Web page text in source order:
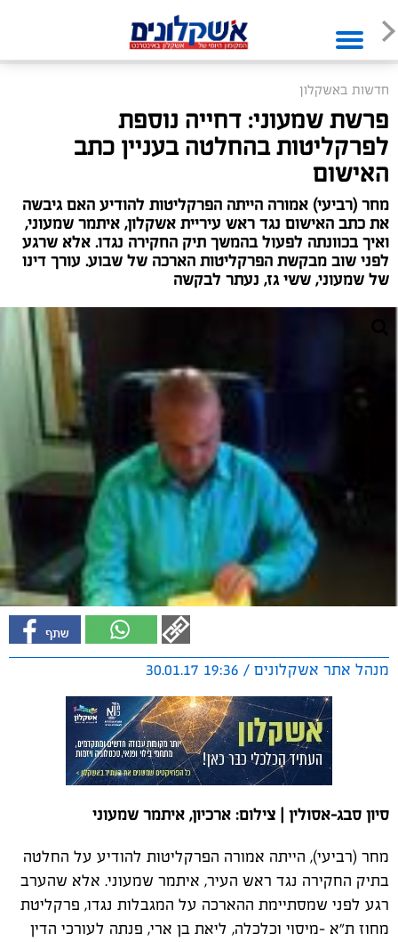
חדשות באשקלון
פרשת שמעוני: דחייה נוספת
לפרקליטות בהחלטה בעניין כתב
האישום
מחר (רביעי) אמורה הייתה הפרקליטות להודיע האם גיבשה
את כתב האישום נגד ראש עיריית אשקלון, איתמר שמעוני,
ואיך בכוונתה לפעול בהמשך תיק החקירה נגדו. אלא שרגע
לפני שוב מבקשת הפרקליטות הארכה של שבוע. עורך דינו
של שמעוני, ששי גז, נעתר לבקשה
מנהל אתר אשקלונים / 19:36 30.01.17
סיון סבג-אסולין | צילום: ארכיון, איתמר שמעוני
מחר (רביעי), הייתה אמורה הפרקליטות להודיע על החלטה
בתיק החקירה נגד ראש העיר, איתמר שמעוני. אלא שהערב
רגע לפני שמסתיימת ההארכה על המגבלות נגדו, פרקליטת
מחוז ת"א -מיסוי וכלכלה, ליאת בן ארי, פנתה לעורכי הדין